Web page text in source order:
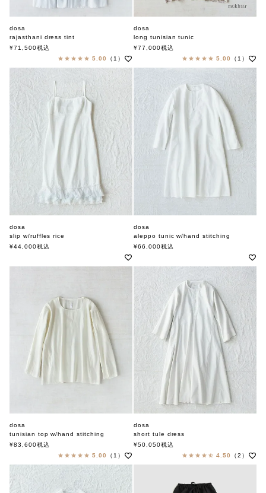
dosa
rajasthani dress tint
ドーサ
¥71,500税込
5.00
（1）
dosa
long tunisian tunic
ドーサ
¥77,000税込
5.00
（1）
dosa
slip w/ruffles rice
ドーサ
¥44,000税込
dosa
aleppo tunic w/hand stitching
ドーサ
¥66,000税込
dosa
tunisian top w/hand stitching
ドーサ
¥83,600税込
5.00
（1）
dosa
short tule dress
ドーサ
¥50,050税込
4.50
（2）